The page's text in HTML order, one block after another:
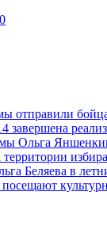
отправили
завершена
Ольга
Беляева в